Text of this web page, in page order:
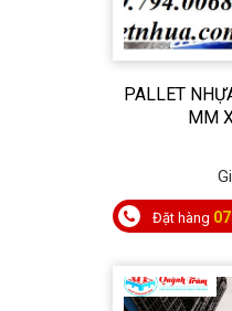
PALLET
MM
Đặt hàng